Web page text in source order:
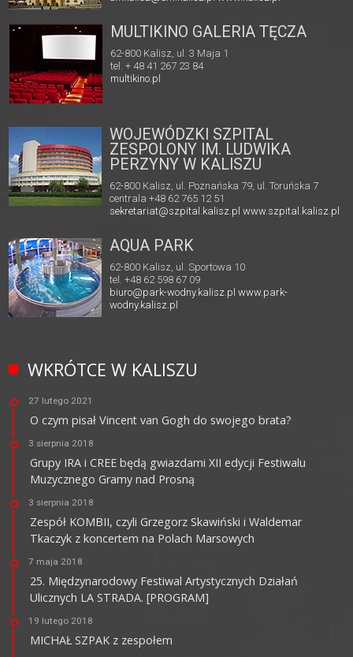
MULTIKINO GALERIA TĘCZA
62-800 Kalisz, ul. 3 Maja 1
tel. + 48 41 267 23 84
multikino.pl
WOJEWÓDZKI SZPITAL
ZESPOLONY IM. LUDWIKA
PERZYNY W KALISZU
62-800 Kalisz, ul. Poznańska 79, ul. Toruńska 7
centrala +48 62 765 12 51
sekretariat@szpital.kalisz.pl www.szpital.kalisz.pl
AQUA PARK
62-800 Kalisz, ul. Sportowa 10
tel. +48 62 598 67 09
biuro@park-wodny.kalisz.pl www.park-
wodny.kalisz.pl
WKRÓTCE W KALISZU
27 lutego 2021
O czym pisał Vincent van Gogh do swojego brata?
3 sierpnia 2018
Grupy IRA i CREE będą gwiazdami XII edycji Festiwalu
Muzycznego Gramy nad Prosną
3 sierpnia 2018
Zespół KOMBII, czyli Grzegorz Skawiński i Waldemar
Tkaczyk z koncertem na Polach Marsowych
7 maja 2018
25. Międzynarodowy Festiwal Artystycznych Działań
Ulicznych LA STRADA. [PROGRAM]
19 lutego 2018
MICHAŁ SZPAK z zespołem